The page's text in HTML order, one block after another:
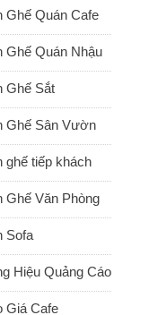
Ghế Quán Cafe
Ghế Quán Nhậu
Ghế Sắt
Ghế Sân Vườn
ghế tiếp khách
Ghế Văn Phòng
Sofa
Hiệu Quảng Cáo
Giá Cafe